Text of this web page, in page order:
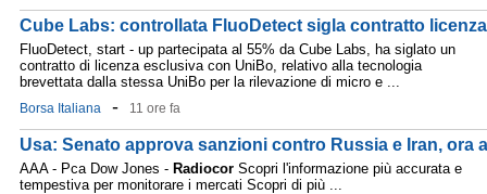
Cube Labs: controllata FluoDetect sigla contratto
FluoDetect, start - up partecipata al 55% da Cube Labs, ha siglato un
contratto di licenza esclusiva con UniBo, relativo alla tecnologia
brevettata dalla stessa UniBo per la rilevazione di micro e ...
Borsa Italiana - 11 ore fa
Usa: Senato approva sanzioni contro Russia e Iran, ora
AAA - Pca Dow Jones - Radiocor Scopri l'informazione più accurata e
tempestiva per monitorare i mercati Scopri di più ...